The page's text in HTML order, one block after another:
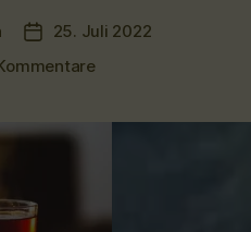
Teehaus
Veröffentlichungsdatum
25. Juli 2022
zu